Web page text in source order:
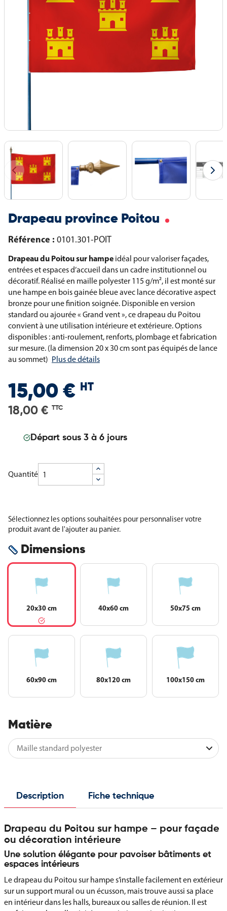
Drapeau province Poitou
Référence : 0101.301-POIT
Drapeau du Poitou sur hampe idéal pour valoriser façades,
entrées et espaces d’accueil dans un cadre institutionnel ou
décoratif. Réalisé en maille polyester 115 g/m², il est monté sur
une hampe en bois gainée bleue avec lance décorative aspect
bronze pour une finition soignée. Disponible en version
standard ou ajourée « Grand vent », ce drapeau du Poitou
convient à une utilisation intérieure et extérieure. Options
disponibles : anti-roulement, renforts, plombage et fabrication
sur mesure. (la dimension 20 x 30 cm sont pas équipés de lance
au sommet) Plus de détails
15,00 € HT
18,00 € TTC
Départ sous 3 à 6 jours
Quantité
Sélectionnez les options souhaitées pour personnaliser votre
produit avant de l'ajouter au panier.
Dimensions
20x30 cm 40x60 cm 50x75 cm
60x90 cm 80x120 cm 100x150 cm
Matière
Description Fiche technique
Drapeau du Poitou sur hampe – pour façade
ou décoration intérieure
Une solution élégante pour pavoiser bâtiments et
espaces intérieurs
Le drapeau du Poitou sur hampe s’installe facilement en extérieur
sur un support mural ou un écusson, mais trouve aussi sa place
en intérieur dans les halls, bureaux ou salles de réunion. Il est